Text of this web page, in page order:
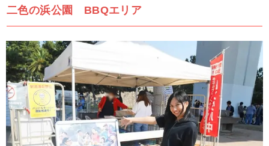
二色の浜公園 BBQエリア